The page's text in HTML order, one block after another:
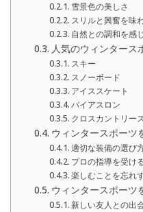
雪景色の美しさ
スリルと興奮を味
自然との調和を感
人気のウィンタース
スキー
スノーボード
アイススケート
バイアスロン
クロスカントリー
ウィンタースポーツ
適切な装備の選び
プロの指導を受け
楽しむことを忘れ
ウィンタースポーツ
新しい友人との出